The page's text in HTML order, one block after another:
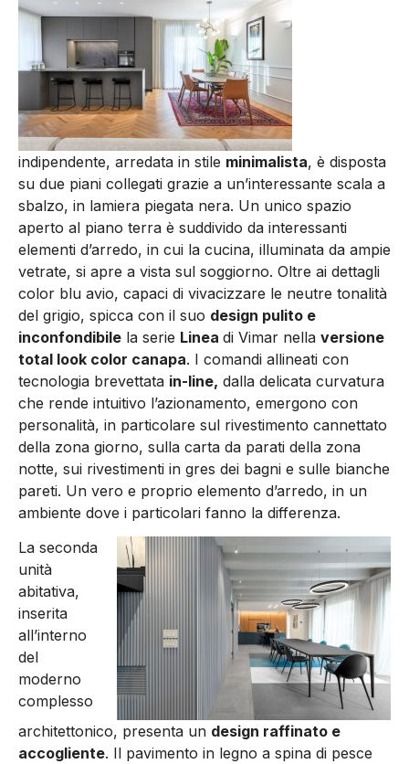
indipendente, arredata in stile minimalista, è disposta
su due piani collegati grazie a un’interessante scala a
sbalzo, in lamiera piegata nera. Un unico spazio
aperto al piano terra è suddivido da interessanti
elementi d’arredo, in cui la cucina, illuminata da ampie
vetrate, si apre a vista sul soggiorno. Oltre ai dettagli
color blu avio, capaci di vivacizzare le neutre tonalità
del grigio, spicca con il suo design pulito e
inconfondibile la serie Linea di Vimar nella versione
total look color canapa. I comandi allineati con
tecnologia brevettata in-line, dalla delicata curvatura
che rende intuitivo l’azionamento, emergono con
personalità, in particolare sul rivestimento cannettato
della zona giorno, sulla carta da parati della zona
notte, sui rivestimenti in gres dei bagni e sulle bianche
pareti. Un vero e proprio elemento d’arredo, in un
ambiente dove i particolari fanno la differenza.
La seconda
unità
abitativa,
inserita
all’interno
del
moderno
complesso
architettonico, presenta un design raffinato e
accogliente. Il pavimento in legno a spina di pesce